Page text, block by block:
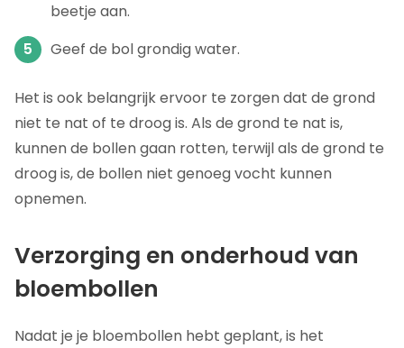
beetje aan.
Geef de bol grondig water.
Het is ook belangrijk ervoor te zorgen dat de grond
niet te nat of te droog is. Als de grond te nat is,
kunnen de bollen gaan rotten, terwijl als de grond te
droog is, de bollen niet genoeg vocht kunnen
opnemen.
Verzorging en onderhoud van
bloembollen
Nadat je je bloembollen hebt geplant, is het